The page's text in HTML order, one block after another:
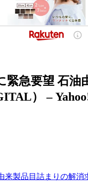
緊急要望 石
） –
製品目詰まりの解消